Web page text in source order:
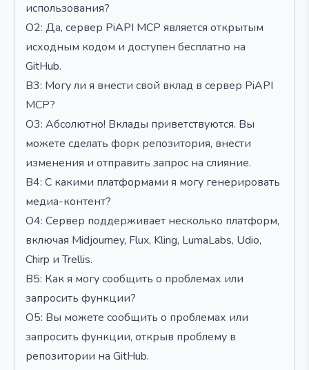
использования?
О2: Да, сервер PiAPI MCP является открытым
исходным кодом и доступен бесплатно на
GitHub.
В3: Могу ли я внести свой вклад в сервер PiAPI
MCP?
О3: Абсолютно! Вклады приветствуются. Вы
можете сделать форк репозитория, внести
изменения и отправить запрос на слияние.
В4: С какими платформами я могу генерировать
медиа-контент?
О4: Сервер поддерживает несколько платформ,
включая Midjourney, Flux, Kling, LumaLabs, Udio,
Chirp и Trellis.
В5: Как я могу сообщить о проблемах или
запросить функции?
О5: Вы можете сообщить о проблемах или
запросить функции, открыв проблему в
репозитории на GitHub.